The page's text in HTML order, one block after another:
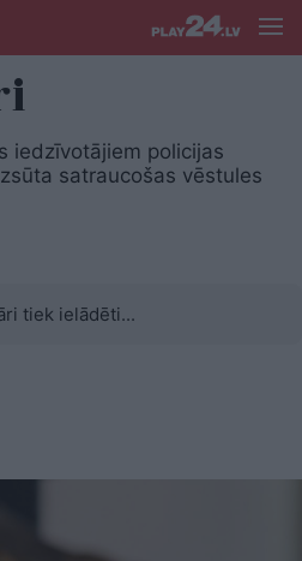
iedzīvotājiem policijas
satraucošas vēstules
tiek ielādēti...